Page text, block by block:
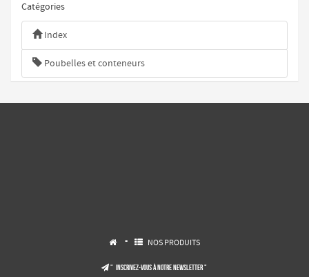
Catégories
Index
Poubelles et conteneurs
 -  NOS PRODUITS
" Inscrivez-vous à notre NEWSLETTER "